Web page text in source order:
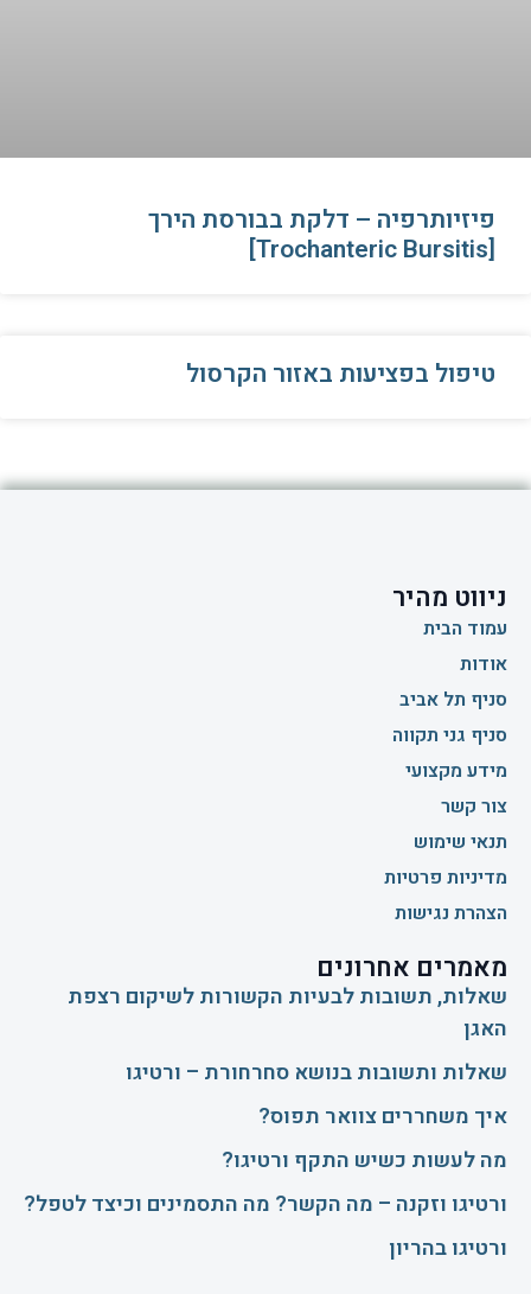
פיזיותרפיה – דלקת בבורסת הירך
[Trochanteric Bursitis]
טיפול בפציעות באזור הקרסול
ניווט מהיר
עמוד הבית
אודות
סניף תל אביב
סניף גני תקווה
מידע מקצועי
צור קשר
תנאי שימוש
מדיניות פרטיות
הצהרת נגישות
מאמרים אחרונים
שאלות, תשובות לבעיות הקשורות לשיקום רצפת
האגן
שאלות ותשובות בנושא סחרחורת – ורטיגו
איך משחררים צוואר תפוס?
​מה לעשות כשיש התקף ורטיגו?
ורטיגו וזקנה – מה הקשר? מה התסמינים וכיצד לטפל?
ורטיגו בהריון